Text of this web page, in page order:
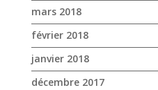
mars 2018
février 2018
janvier 2018
décembre 2017